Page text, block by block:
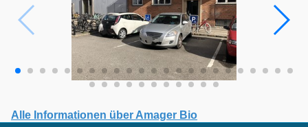
Alle Informationen über Amager Bio